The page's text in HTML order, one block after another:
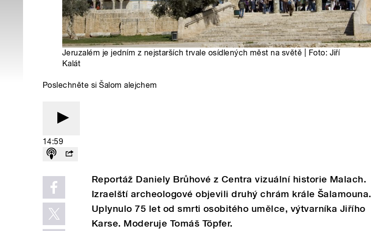
Jeruzalém je jedním z nejstarších trvale osídlených měst na světě | Foto: Jiří
Kalát
Poslechněte si Šalom alejchem
14:59
Reportáž Daniely Brůhové z Centra vizuální historie Malach.
Izraelští archeologové objevili druhý chrám krále Šalamouna.
Uplynulo 75 let od smrti osobitého umělce, výtvarníka Jiřího
Karse. Moderuje Tomáš Töpfer.